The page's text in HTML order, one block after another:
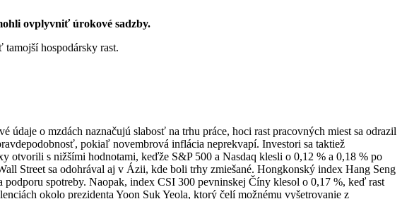
ovplyvniť úrokové sadzby.
hospodársky rast.
o mzdách naznačujú slabosť na trhu práce, hoci rast pracovných miest sa odrazil
pokiaľ novembrová inflácia neprekvapí. Investori sa taktiež
otvorili s nižšími hodnotami, keďže S&P 500 a Nasdaq klesli o 0,12 % a 0,18 % po
Street sa odohrával aj v Ázii, kde boli trhy zmiešané. Hongkonský index Hang Seng
spotreby. Naopak, index CSI 300 pevninskej Číny klesol o 0,17 %, keď rast
okolo prezidenta Yoon Suk Yeola, ktorý čelí možnému vyšetrovanie z